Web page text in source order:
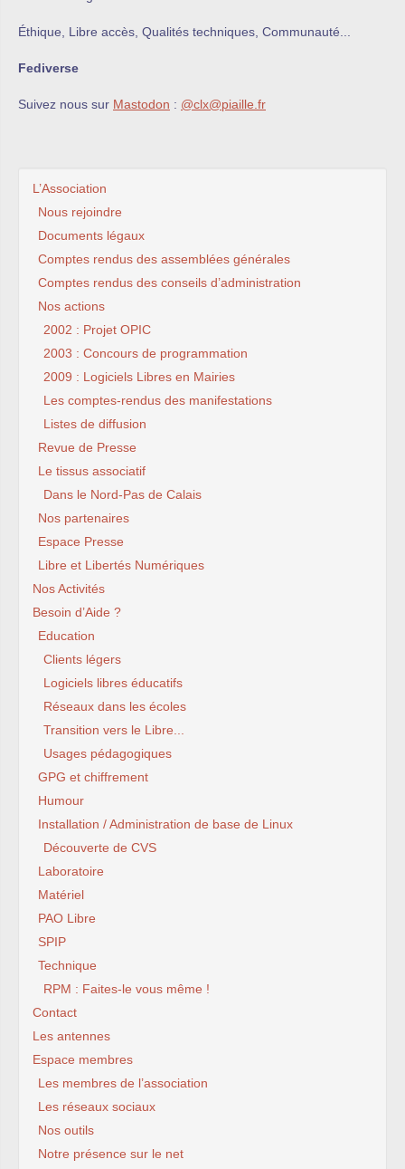
Éthique, Libre accès, Qualités techniques, Communauté...
Fediverse
Suivez nous sur Mastodon : @clx@piaille.fr
L’Association
Nous rejoindre
Documents légaux
Comptes rendus des assemblées générales
Comptes rendus des conseils d’administration
Nos actions
2002 : Projet OPIC
2003 : Concours de programmation
2009 : Logiciels Libres en Mairies
Les comptes-rendus des manifestations
Listes de diffusion
Revue de Presse
Le tissus associatif
Dans le Nord-Pas de Calais
Nos partenaires
Espace Presse
Libre et Libertés Numériques
Nos Activités
Besoin d’Aide ?
Education
Clients légers
Logiciels libres éducatifs
Réseaux dans les écoles
Transition vers le Libre...
Usages pédagogiques
GPG et chiffrement
Humour
Installation / Administration de base de Linux
Découverte de CVS
Laboratoire
Matériel
PAO Libre
SPIP
Technique
RPM : Faites-le vous même !
Contact
Les antennes
Espace membres
Les membres de l’association
Les réseaux sociaux
Nos outils
Notre présence sur le net